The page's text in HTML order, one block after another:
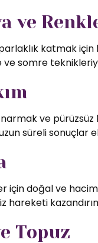
ve
parlaklık katmak
somre
onarmak ve
süreli sonuçlar
için doğal ve
hareketi
Topuz